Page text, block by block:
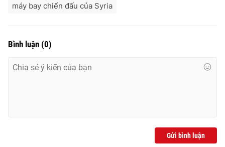
® Cấm sao chép dưới mọi hình thức nếu không có sự chấp
máy bay chiến đấu của Syria
Bình luận (0)
Gửi bình luận